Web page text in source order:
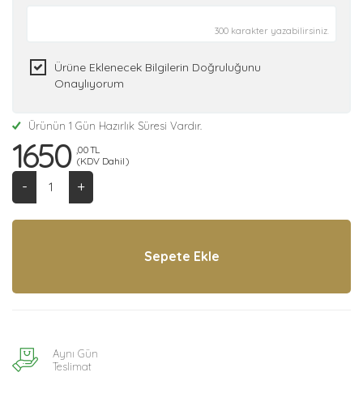
300 karakter yazabilirsiniz.
Ürüne Eklenecek Bilgilerin Doğruluğunu
Onaylıyorum
Ürünün 1 Gün Hazırlık Süresi Vardır.
1650 ,00 TL
(KDV Dahil)
+
-
Aynı Gün
Teslimat